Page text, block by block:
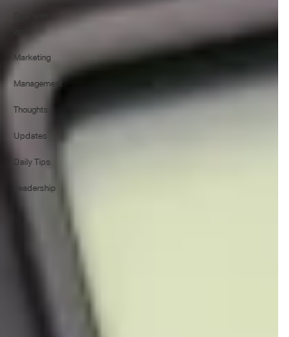
Marketing
Management
Thoughts
Updates
Daily Tips
Leadership